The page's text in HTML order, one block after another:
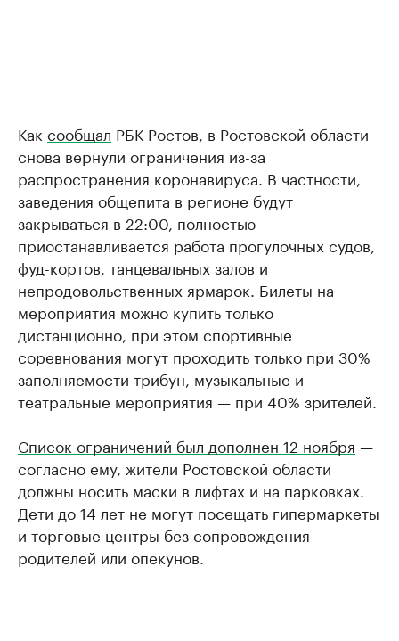
Как сообщал РБК Ростов, в Ростовской области
снова вернули ограничения из-за
распространения коронавируса. В частности,
заведения общепита в регионе будут
закрываться в 22:00, полностью
приостанавливается работа прогулочных судов,
фуд-кортов, танцевальных залов и
непродовольственных ярмарок. Билеты на
мероприятия можно купить только
дистанционно, при этом спортивные
соревнования могут проходить только при 30%
заполняемости трибун, музыкальные и
театральные мероприятия — при 40% зрителей.
Список ограничений был дополнен 12 ноября —
согласно ему, жители Ростовской области
должны носить маски в лифтах и на парковках.
Дети до 14 лет не могут посещать гипермаркеты
и торговые центры без сопровождения
родителей или опекунов.